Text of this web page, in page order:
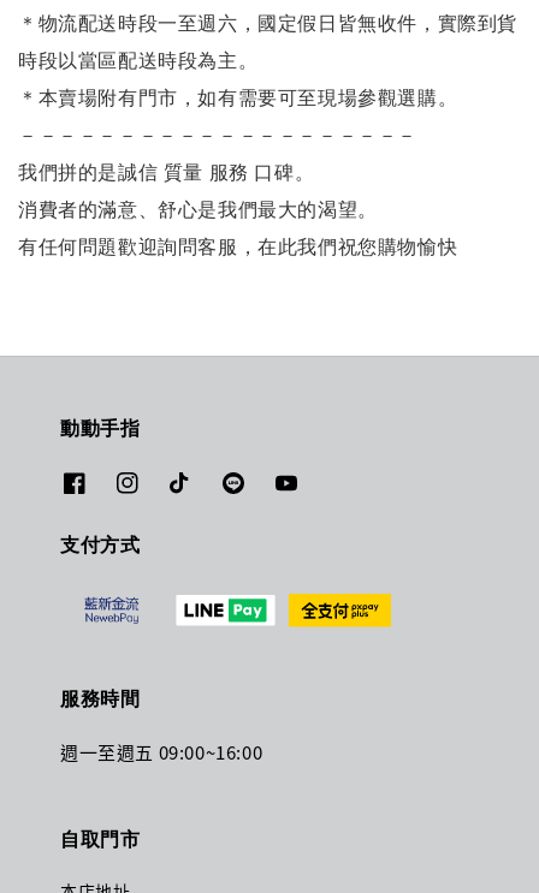
＊物流配送時段一至週六，國定假日皆無收件，實際到貨
時段以當區配送時段為主。
＊本賣場附有門市，如有需要可至現場參觀選購。
－－－－－－－－－－－－－－－－－－－－
我們拼的是誠信 質量 服務 口碑。
消費者的滿意、舒心是我們最大的渴望。
有任何問題歡迎詢問客服，在此我們祝您購物愉快
動動手指
支付方式
服務時間
週一至週五 09:00~16:00
自取門市